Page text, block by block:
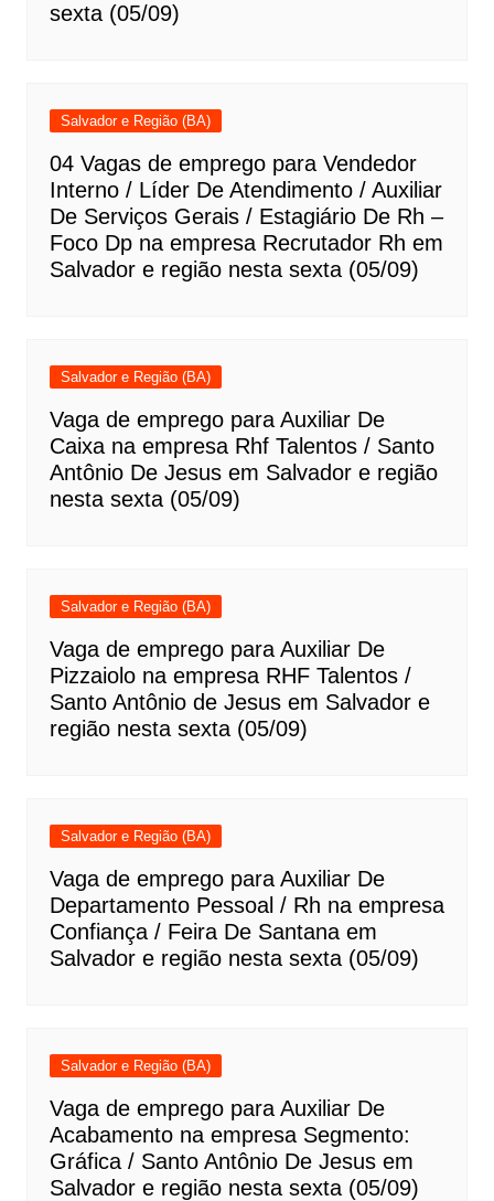
sexta (05/09)
Salvador e Região (BA)
04 Vagas de emprego para Vendedor
Interno / Líder De Atendimento / Auxiliar
De Serviços Gerais / Estagiário De Rh –
Foco Dp na empresa Recrutador Rh em
Salvador e região nesta sexta (05/09)
Salvador e Região (BA)
Vaga de emprego para Auxiliar De
Caixa na empresa Rhf Talentos / Santo
Antônio De Jesus em Salvador e região
nesta sexta (05/09)
Salvador e Região (BA)
Vaga de emprego para Auxiliar De
Pizzaiolo na empresa RHF Talentos /
Santo Antônio de Jesus em Salvador e
região nesta sexta (05/09)
Salvador e Região (BA)
Vaga de emprego para Auxiliar De
Departamento Pessoal / Rh na empresa
Confiança / Feira De Santana em
Salvador e região nesta sexta (05/09)
Salvador e Região (BA)
Vaga de emprego para Auxiliar De
Acabamento na empresa Segmento:
Gráfica / Santo Antônio De Jesus em
Salvador e região nesta sexta (05/09)